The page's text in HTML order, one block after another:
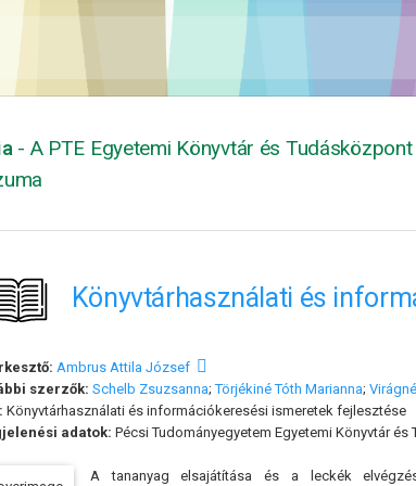
- A PTE Egyetemi Könyvtár és
Könyvtárhasználati és
Ambrus Attila József
szerzők: Schelb Zsuzsanna;Törjékiné Tóth Marianna;
Könyvtárhasználati és információkeresési ismeretek fejlesztése
adatok: Pécsi Tudományegyetem Egyetemi Könyvtár és
A tananyag elsajátítása és a leckék